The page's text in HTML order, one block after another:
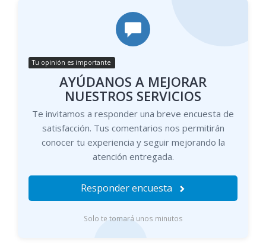
Tu opinión es importante
AYÚDANOS A MEJORAR
NUESTROS SERVICIOS
Te invitamos a responder una breve encuesta de
satisfacción. Tus comentarios nos permitirán
conocer tu experiencia y seguir mejorando la
atención entregada.
Responder encuesta
Solo te tomará unos minutos